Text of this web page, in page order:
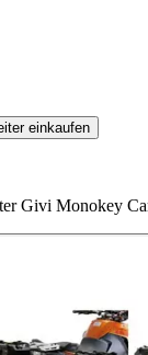
einkaufen
Givi Monokey